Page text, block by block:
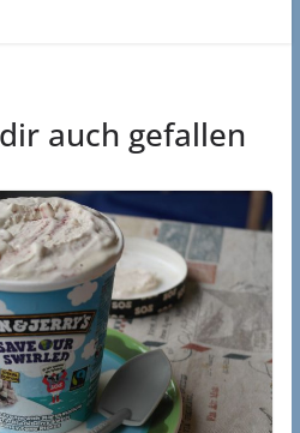
auch gefallen